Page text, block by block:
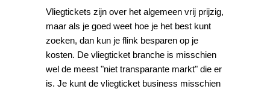
Vliegtickets zijn over het algemeen vrij prijzig,
maar als je goed weet hoe je het best kunt
zoeken, dan kun je flink besparen op je
kosten. De vliegticket branche is misschien
wel de meest "niet transparante markt" die er
is. Je kunt de vliegticket business misschien